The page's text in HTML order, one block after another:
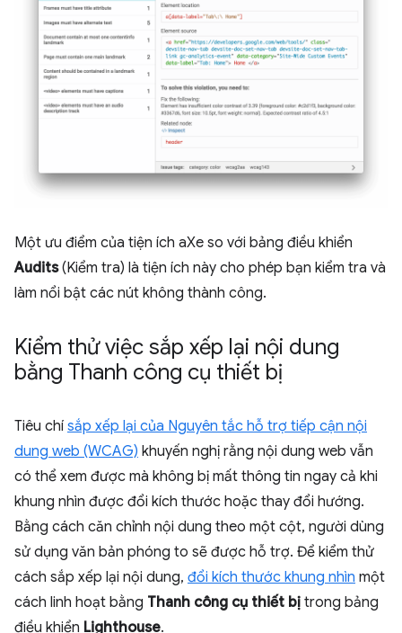
Một ưu điểm của tiện ích aXe so với bảng điều khiển
Audits(Kiểm tra) là tiện ích này cho phép bạn kiểm tra và
làm nổi bật các nút không thành công.
Kiểm thử việc sắp xếp lại nội dung
bằng Thanh công cụ thiết bị
Tiêu chí sắp xếp lại của Nguyên tắc hỗ trợ tiếp cận nội
dung web (WCAG) khuyến nghị rằng nội dung web vẫn
có thể xem được mà không bị mất thông tin ngay cả khi
khung nhìn được đổi kích thước hoặc thay đổi hướng.
Bằng cách căn chỉnh nội dung theo một cột, người dùng
sử dụng văn bản phóng to sẽ được hỗ trợ. Để kiểm thử
cách sắp xếp lại nội dung, đổi kích thước khung nhìn một
cách linh hoạt bằng Thanh công cụ thiết bị trong bảng
điều khiển Lighthouse.